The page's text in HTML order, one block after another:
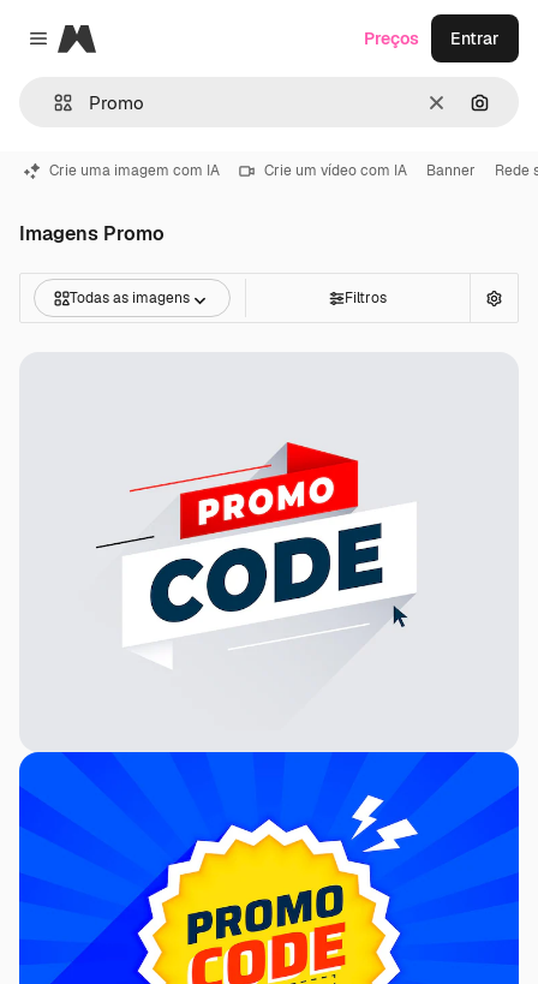
Close menu
Magnific
Limpar
Preços Entrar
Crie uma imagem com IA Crie um vídeo com IA Banner Rede
Imagens Promo
Todas as imagens Filtros